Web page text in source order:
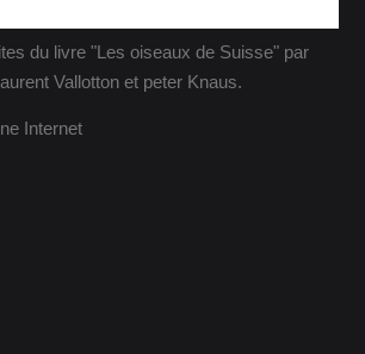
du livre "Les oiseaux de Suisse" par
Vallotton et peter Knaus.
Internet